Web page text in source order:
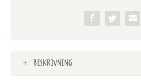
BESKRIVNING